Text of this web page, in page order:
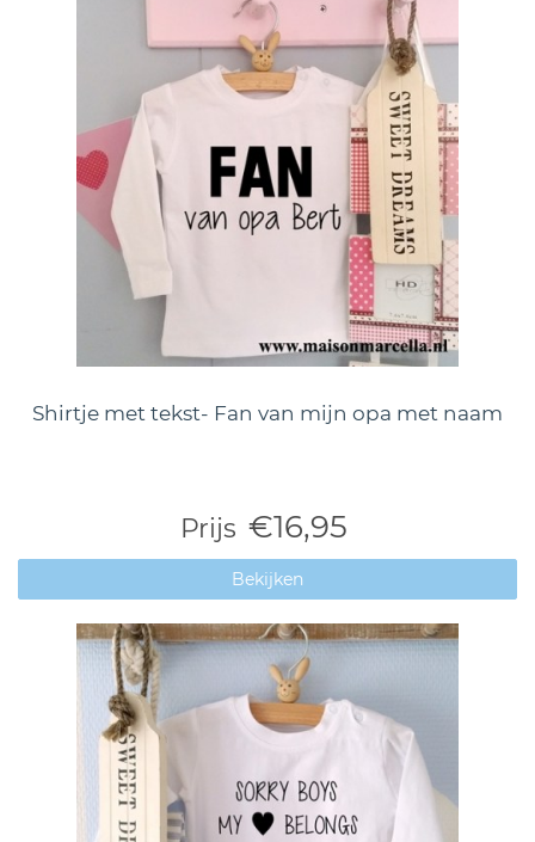
Shirtje met tekst- Fan van mijn opa met naam
Prijs €16,95
Bekijken